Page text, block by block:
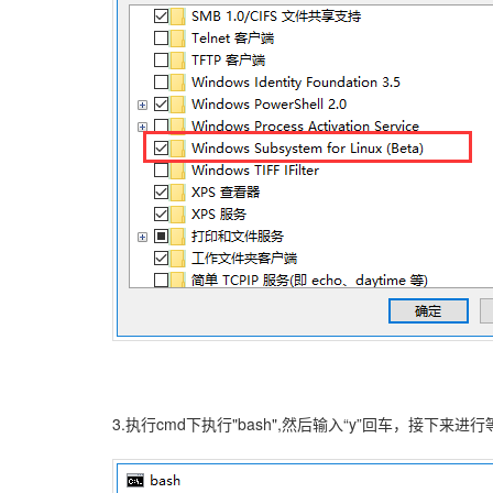
3.执行cmd下执行"bash",然后输入“y”回车，接下来进行